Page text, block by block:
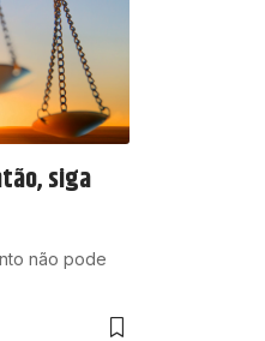
siga
não pode